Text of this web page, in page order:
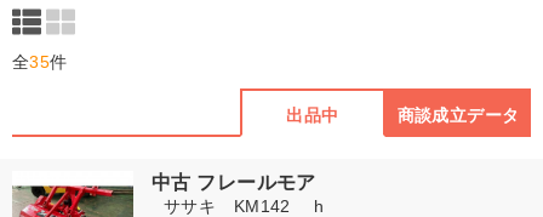
全35件
出品中 商談成立データ
中古 フレールモア
ササキ KM142 h